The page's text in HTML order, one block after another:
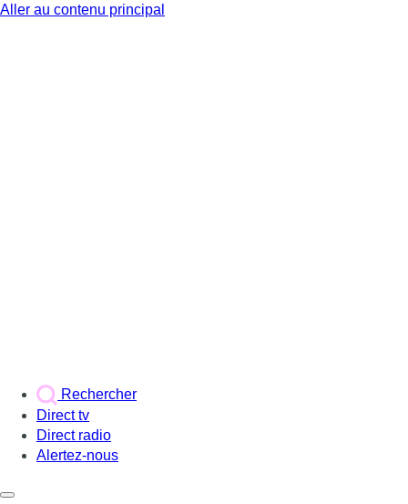
Aller au contenu principal
Rechercher
Direct tv
Direct radio
Alertez-nous